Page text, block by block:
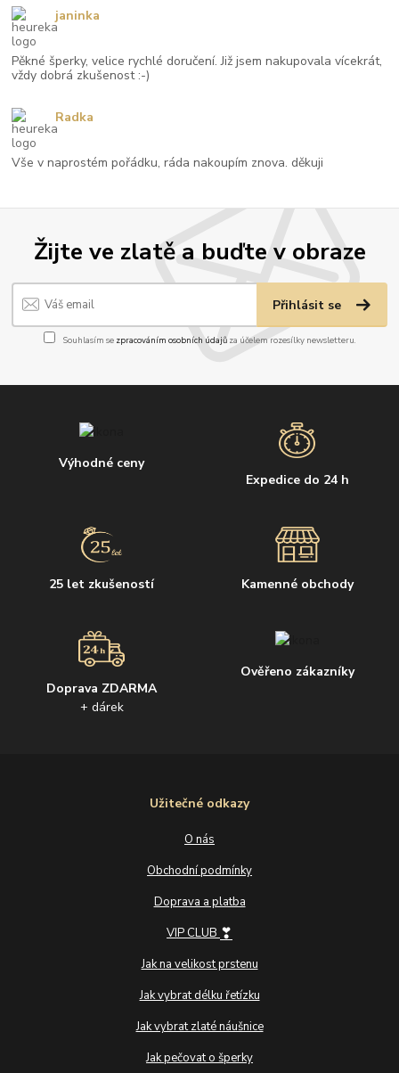
Žijte ve zlatě a buďte v obraze
Přihlásit se
Souhlasím se zpracováním osobních údajůza účelem rozesílky newsletteru.
Výhodné ceny
Expedice do 24 h
25 let zkušeností Kamenné obchody
Doprava ZDARMA
+ dárek
Ověřeno zákazníky
Užitečné odkazy
O nás
Obchodní podmínky
Doprava a platba
VIP CLUB ❣
Jak na velikost prstenu
Jak vybrat délku řetízku
Jak vybrat zlaté náušnice
Jak pečovat o šperky
Pěkné šperky, velice rychlé doručení. Již jsem nakupovala vícekrát,
vždy dobrá zkušenost :-)
janinka
Vše v naprostém pořádku, ráda nakoupím znova. děkuji
Radka